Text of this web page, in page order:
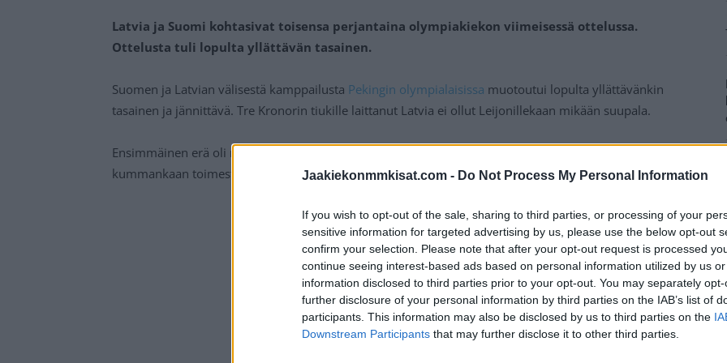
Jaakiekonmmkisat.com - Do Not Process My Personal Information
If you wish to opt-out of the sale, sharing to third parties, or processing of your
sensitive information for targeted advertising by us, please use the below opt-out
confirm your selection. Please note that after your opt-out request is processed
continue seeing interest-based ads based on personal information utilized by us
information disclosed to third parties prior to your opt-out. You may separately
further disclosure of your personal information by third parties on the IAB’s list of
participants. This information may also be disclosed by us to third parties on the
Downstream Participants that may further disclose it to other third parties.
Latvia ja Suomi kohtasivat toisensa perjantaina olympiakiekon viimeisessä ottelussa.
Ottelusta tuli lopulta yllättävän tasainen.
Suomen ja Latvian välisestä kamppailusta Pekingin olympialaisissa muotoutui lopulta yllättävänkin
tasainen ja jännittävä. Tre Kronorin tiukille laittanut Latvia ei ollut Leijonillekaan mikään suupala.
Ensimmäinen erä oli maaliton ja Latvia oli pelissä erittäin hyvin mukana. Maaleja ei kuitenkaan
kummankaan toimesta nähty muutamasta mainiosta paikasta huolimatta.
Mainos: